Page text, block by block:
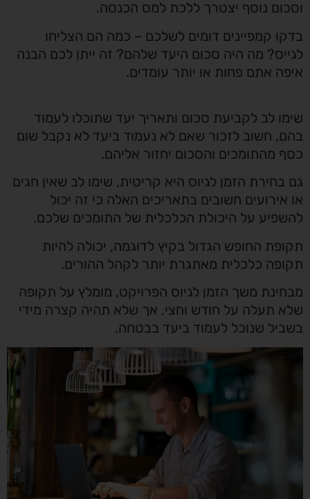
וסכום נוסף יצטרך ללכת למס הכנסה.
בדקו קמפיינים דומים לשלכם – כמה הם הצליחו
לגייס? מה היה סכום היעד שלהם? זה ייתן לכם הבנה
איפה אתם פחות או יותר עומדים.
שימו לב לקביעת סכום ותאריך יעד שתוכלו לעמוד
בהם, חשוב לזכור שאם לא נעמוד ביעד לא נקבל שום
כסף מהתומכים והסכום יחזור אליהם.
גם בחירת הזמן לגיוס היא קריטית, שימו לב שאין חגים
או אירועים חשובים בתאריכים האלה כי זה יכול
להשפיע על היכולת הכלכלית של התומכים שלכם.
תקופת החופש הגדול בקיץ לדוגמה, יכולה להיות
תקופה כלכלית מאתגרת יותר לקהל ההורים.
מבחינת משך הזמן לגיוס הפרויקט, מומלץ על תקופה
שלא תעלה על חודש וחצי, אך שלא תהיה קצרה מידי
בשביל שנוכל לעמוד ביעד בבטחה.